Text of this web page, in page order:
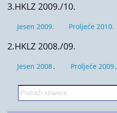
3.HKLZ 2009./10.
Jesen 2009. Proljeće 2010.
2.HKLZ 2008./09.
Jesen 2008. Proljeće 2009.